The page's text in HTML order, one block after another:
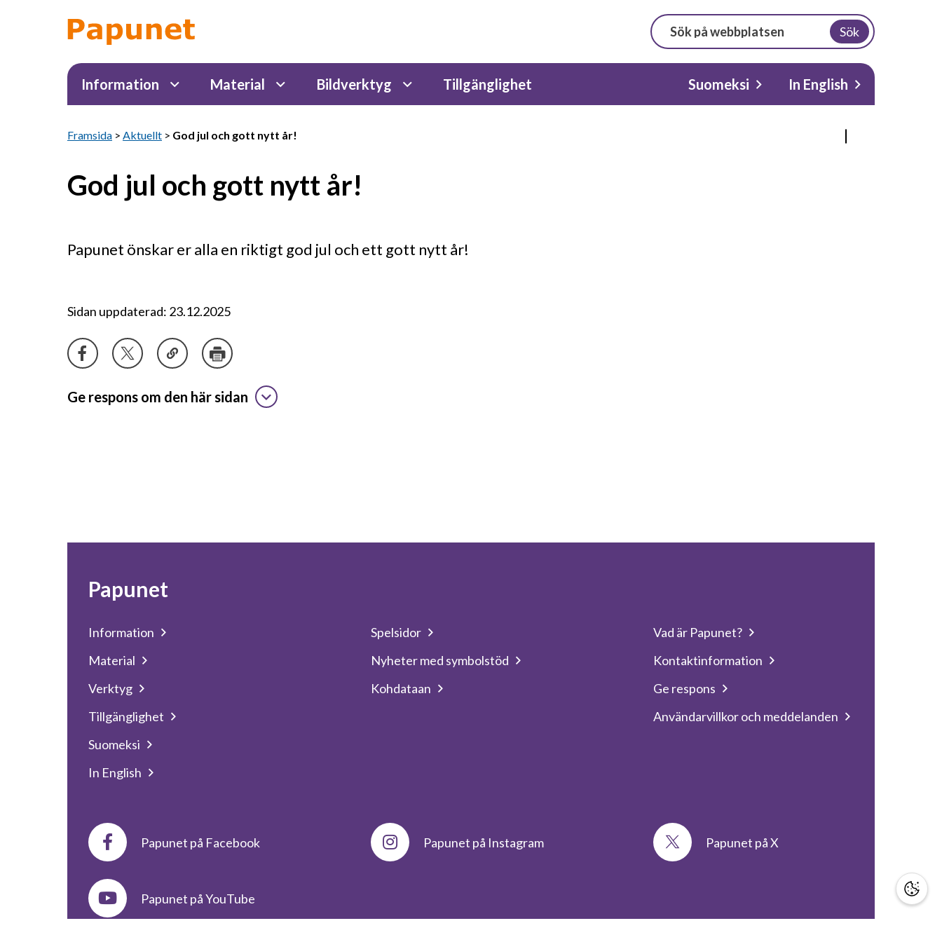
Sök
Information Material Bildverktyg Tillgänglighet Suomeksi In English
Framsida > Aktuellt > God jul och gott nytt år!
God jul och gott nytt år!
Papunet önskar er alla en riktigt god jul och ett gott nytt år!
Sidan uppdaterad: 23.12.2025
Ge respons om den här sidan
Papunet
Information
Material
Verktyg
Tillgänglighet
Suomeksi
In English
Spelsidor
Nyheter med symbolstöd
Kohdataan
Vad är Papunet?
Kontaktinformation
Ge respons
Användarvillkor och meddelanden
Papunet på Facebook Papunet på Instagram Papunet på X
Papunet på YouTube